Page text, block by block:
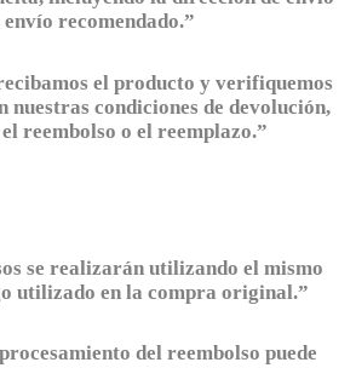
recomendado.”
el producto y verifiquemos
nuestras condiciones de devolución,
reembolso o el reemplazo.”
se realizarán utilizando el mismo
utilizado en la compra original.”
del reembolso puede